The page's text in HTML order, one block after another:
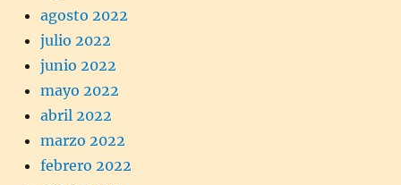
agosto 2022
julio 2022
junio 2022
mayo 2022
abril 2022
marzo 2022
febrero 2022